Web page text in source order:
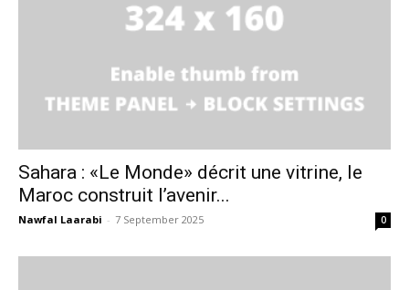
Nous contacter
Mon compte
Sahara : «Le Monde» décrit une vitrine, le
Maroc construit l’avenir...
Nawfal Laarabi - 7 September 2025 0